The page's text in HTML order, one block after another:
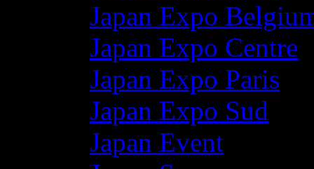
Japan Expo
Japan Expo Centre
Japan Expo Paris
Japan Expo Sud
Japan Event